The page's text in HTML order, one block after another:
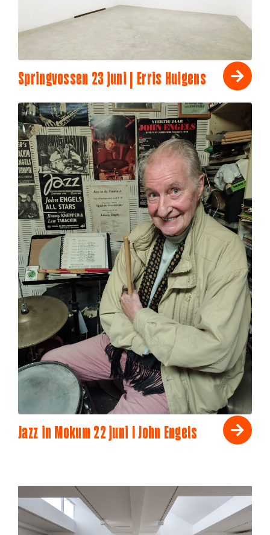
Springvossen 23 juni | Erris Huigens
Jazz in Mokum 22 juni I John Engels